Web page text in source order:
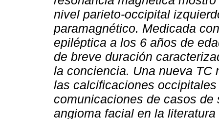
nivel parieto-occipital
paramagnético. Medicada
epiléptica a los 6 años de
de breve duración
la conciencia. Una nueva TC
las calcificaciones
comunicaciones de casos
angioma facial en la